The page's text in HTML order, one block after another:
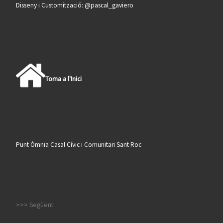
Disseny i Customització: @pascal_gaviero
Torna a l'Inici
Punt Òmnia Casal Cívic i Comunitari Sant Roc
>>> Següent